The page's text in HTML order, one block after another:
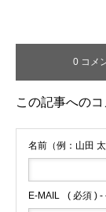
0 コメ
この記事へのコ
名前（例：山田 太
E-MAIL ( 必須 ) -